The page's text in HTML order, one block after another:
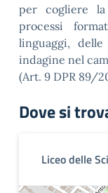
per cogliere
processi
linguaggi,
indagine nel
(Art. 9 DPR 89/
Dove si
Liceo delle